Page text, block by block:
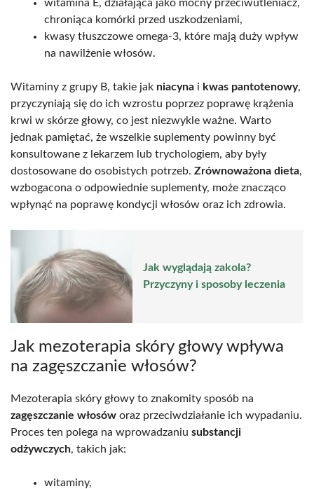
witamina E, działająca jako mocny przeciwutleniacz,
chroniąca komórki przed uszkodzeniami,
kwasy tłuszczowe omega-3, które mają duży wpływ
na nawilżenie włosów.
Witaminy z grupy B, takie jak niacyna i kwas pantotenowy,
przyczyniają się do ich wzrostu poprzez poprawę krążenia
krwi w skórze głowy, co jest niezwykle ważne. Warto
jednak pamiętać, że wszelkie suplementy powinny być
konsultowane z lekarzem lub trychologiem, aby były
dostosowane do osobistych potrzeb. Zrównoważona dieta,
wzbogacona o odpowiednie suplementy, może znacząco
wpłynąć na poprawę kondycji włosów oraz ich zdrowia.
Jak wyglądają zakola?
Przyczyny i sposoby leczenia
Jak mezoterapia skóry głowy wpływa
na zagęszczanie włosów?
Mezoterapia skóry głowy to znakomity sposób na
zagęszczanie włosów oraz przeciwdziałanie ich wypadaniu.
Proces ten polega na wprowadzaniu substancji
odżywczych, takich jak:
witaminy,